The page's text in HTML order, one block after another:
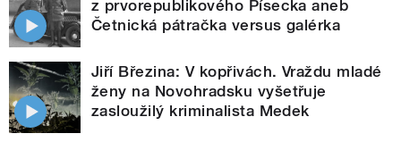
z prvorepublikového Písecka aneb
Četnická pátračka versus galérka
Jiří Březina: V kopřivách. Vraždu mladé
ženy na Novohradsku vyšetřuje
zasloužilý kriminalista Medek